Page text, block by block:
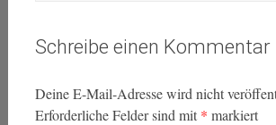
Schreibe einen Kommentar
Deine E-Mail-Adresse wird nicht
Erforderliche Felder sind mit * markiert